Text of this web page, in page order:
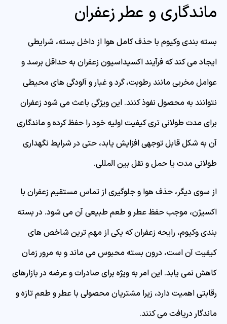
ماندگاری و عطر زعفران
بسته بندی وکیوم با حذف کامل هوا از داخل بسته، شرایطی
ایجاد می کند که فرآیند اکسیداسیون زعفران به حداقل برسد و
عوامل مخربی مانند رطوبت، گرد و غبار و آلودگی های محیطی
نتوانند به محصول نفوذ کنند. این ویژگی باعث می شود زعفران
برای مدت طولانی تری کیفیت اولیه خود را حفظ کرده و ماندگاری
آن به شکل قابل توجهی افزایش یابد، حتی در شرایط نگهداری
طولانی مدت یا حمل و نقل بین المللی.
از سوی دیگر، حذف هوا و جلوگیری از تماس مستقیم زعفران با
اکسیژن، موجب حفظ عطر و طعم طبیعی آن می شود. در بسته
بندی وکیوم، رایحه زعفران که یکی از مهم ترین شاخص های
کیفیت آن است، درون بسته محبوس می ماند و به مرور زمان
کاهش نمی یابد. این امر به ویژه برای صادرات و عرضه در بازارهای
رقابتی اهمیت دارد، زیرا مشتریان محصولی با عطر و طعم تازه و
ماندگار دریافت می کنند.